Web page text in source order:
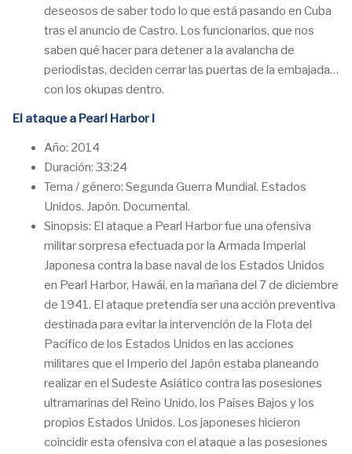
deseosos de saber todo lo que está pasando en Cuba
tras el anuncio de Castro. Los funcionarios, que nos
saben qué hacer para detener a la avalancha de
periodistas, deciden cerrar las puertas de la embajada…
con los okupas dentro.
El ataque a Pearl Harbor I
Año: 2014
Duración: 33:24
Tema / género: Segunda Guerra Mundial. Estados
Unidos. Japón. Documental.
Sinopsis: El ataque a Pearl Harbor fue una ofensiva
militar sorpresa efectuada por la Armada Imperial
Japonesa contra la base naval de los Estados Unidos
en Pearl Harbor, Hawái, en la mañana del 7 de diciembre
de 1941. El ataque pretendía ser una acción preventiva
destinada para evitar la intervención de la Flota del
Pacífico de los Estados Unidos en las acciones
militares que el Imperio del Japón estaba planeando
realizar en el Sudeste Asiático contra las posesiones
ultramarinas del Reino Unido, los Países Bajos y los
propios Estados Unidos. Los japoneses hicieron
coincidir esta ofensiva con el ataque a las posesiones